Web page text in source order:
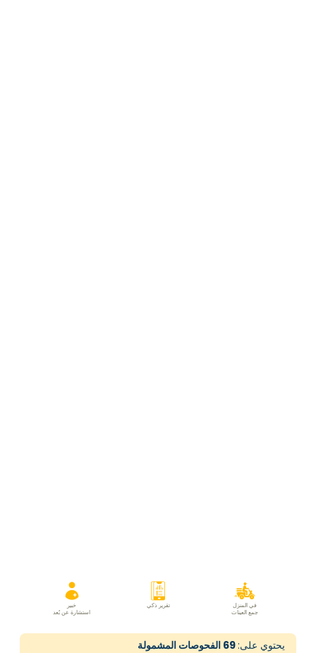
في المنزل
جمع العينات
تقرير ذكي
خبير
استشارة عن بُعد
يحتوي على:69 الفحوصات المشمولة